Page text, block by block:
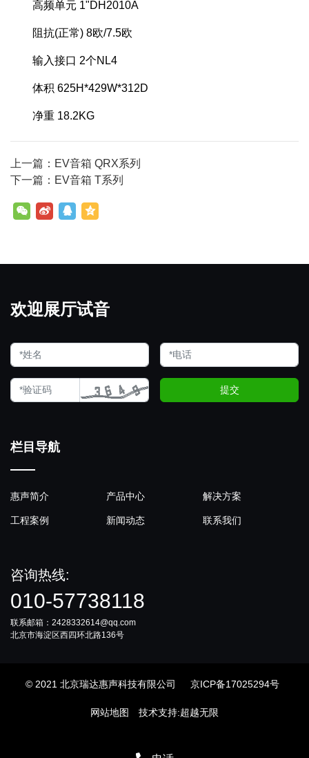
高频单元 1"DH2010A
阻抗(正常) 8欧/7.5欧
输入接口 2个NL4
体积 625H*429W*312D
净重 18.2KG
上一篇：EV音箱 QRX系列
下一篇：EV音箱 T系列
欢迎展厅试音
提交
栏目导航
惠声简介 产品中心 解决方案
工程案例 新闻动态 联系我们
咨询热线:
010-57738118
联系邮箱：2428332614@qq.com
北京市海淀区西四环北路136号
© 2021 北京瑞达惠声科技有限公司 京ICP备17025294号
网站地图 技术支持:超越无限